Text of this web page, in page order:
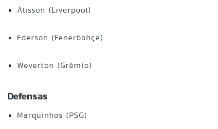
Alisson (Liverpool)
Ederson (Fenerbahçe)
Weverton (Grêmio)
Defensas
Marquinhos (PSG)